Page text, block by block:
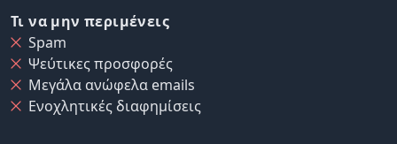
Τι να μην περιμένεις
Spam
Ψεύτικες προσφορές
Μεγάλα ανώφελα emails
Ενοχλητικές διαφημίσεις